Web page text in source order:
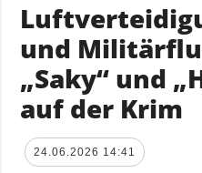
und
„Saky“ und
auf der Krim
24.06.2026 14:41